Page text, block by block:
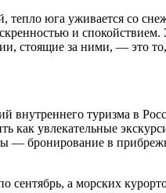
тепло юга уживается со
и
стоящие за ними, — это
внутреннего туризма в
как увлекательные
— бронирование в
а морских